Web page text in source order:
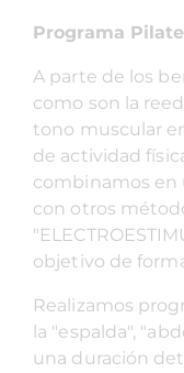
Programa
A parte de los
como son la
tono muscular
de actividad
combinamos en
con otros
objetivo de
Realizamos
la "espalda",
una duración